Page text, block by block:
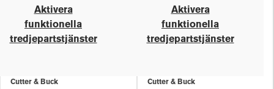
Aktivera
funktionella
tredjepartstjänster
Cutter & Buck
Aktivera
funktionella
tredjepartstjänster
Cutter & Buck